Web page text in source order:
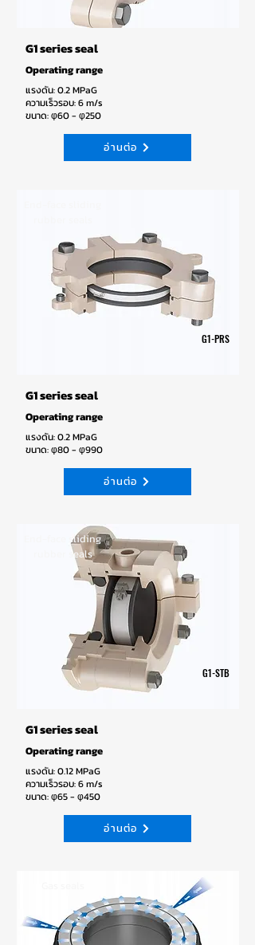
G1 series seal
Operating range
แรงดัน: 0.2 MPaG
ความเร็วรอบ: 6 m/s
ขนาด: φ60 - φ250
อ่านต่อ
G1-PRS
G1 series seal
Operating range
แรงดัน: 0.2 MPaG
ขนาด: φ80 - φ990
อ่านต่อ
End-face sliding
rubber seals
G1-STB
G1 series seal
Operating range
แรงดัน: 0.12 MPaG
ความเร็วรอบ: 6 m/s
ขนาด: φ65 - φ450
อ่านต่อ